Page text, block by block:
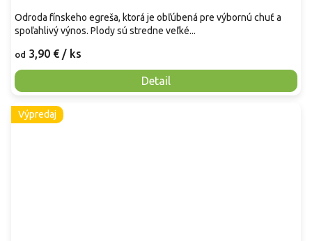
od 3,90 € / ks
Detail
Odroda fínskeho egreša, ktorá je obľúbená pre výbornú chuť a
spoľahlivý výnos. Plody sú stredne veľké...
Výpredaj